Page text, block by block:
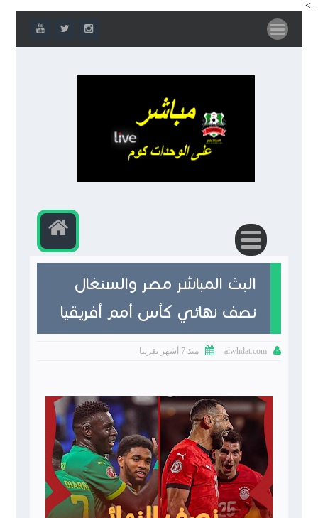
-->
البث المباشر مصر والسنغال
نصف نهائي كأس أمم أفريقيا

alwhdat.com
 منذ 7 أشهر تقريبا